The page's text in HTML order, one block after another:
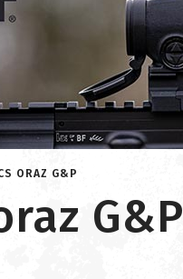
ORAZ G&P
G&P